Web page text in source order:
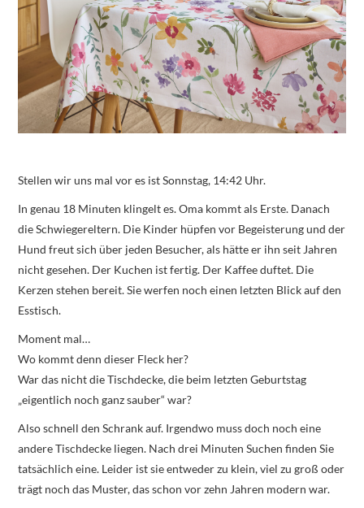
Stellen wir uns mal vor es ist Sonnstag, 14:42 Uhr.
In genau 18 Minuten klingelt es. Oma kommt als Erste. Danach
die Schwiegereltern. Die Kinder hüpfen vor Begeisterung und der
Hund freut sich über jeden Besucher, als hätte er ihn seit Jahren
nicht gesehen. Der Kuchen ist fertig. Der Kaffee duftet. Die
Kerzen stehen bereit. Sie werfen noch einen letzten Blick auf den
Esstisch.
Moment mal…
Wo kommt denn dieser Fleck her?
War das nicht die Tischdecke, die beim letzten Geburtstag
„eigentlich noch ganz sauber“ war?
Also schnell den Schrank auf. Irgendwo muss doch noch eine
andere Tischdecke liegen. Nach drei Minuten Suchen finden Sie
tatsächlich eine. Leider ist sie entweder zu klein, viel zu groß oder
trägt noch das Muster, das schon vor zehn Jahren modern war.